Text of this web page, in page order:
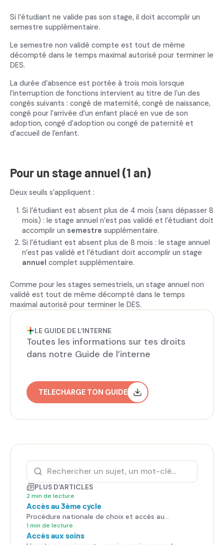
Si l’étudiant ne valide pas son stage, il doit accomplir un
semestre supplémentaire.
Le semestre non validé compte est tout de même
décompté dans le temps maximal autorisé pour terminer le
DES.
La durée d’absence est portée à trois mois lorsque
l'interruption de fonctions intervient au titre de l'un des
congés suivants : congé de maternité, congé de naissance,
congé pour l'arrivée d'un enfant placé en vue de son
adoption, congé d'adoption ou congé de paternité et
d'accueil de l'enfant.
Pour un stage annuel (1 an)
Deux seuils s’appliquent :
Si l’étudiant est absent plus de 4 mois (sans dépasser 8
mois) : le stage annuel n’est pas validé et l’étudiant doit
accomplir un semestre supplémentaire.
Si l’étudiant est absent plus de 8 mois : le stage annuel
n’est pas validé et l’étudiant doit accomplir un stage
annuel complet supplémentaire.
Comme pour les stages semestriels, un stage annuel non
validé est tout de même décompté dans le temps
maximal autorisé pour terminer le DES.
LE GUIDE DE L'INTERNE
Toutes les informations sur tes droits
dans notre Guide de l’interne
TELECHARGE TON GUIDE
PLUS D'ARTICLES
2 min de lecture
Accès au 3ème cycle
Procédure nationale de choix et accès au
troisième cycle.
1 min de lecture
Accès aux soins